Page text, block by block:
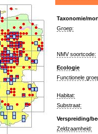
Taxonomie/
Groep:
NMV soortcode:
Ecologie
Functionele
Habitat:
Substraat:
Verspreiding/
Zeldzaamheid: